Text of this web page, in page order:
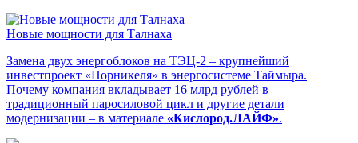
Новые мощности для Талнаха
Замена двух энергоблоков на ТЭЦ-2 – крупнейший
инвестпроект «Норникеля» в энергосистеме Таймыра.
Почему компания вкладывает 16 млрд рублей в
традиционный паросиловой цикл и другие детали
модернизации – в материале «Кислород.ЛАЙФ».